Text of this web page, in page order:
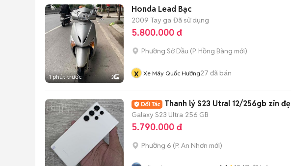
1 phút trước 3
Honda Lead Bạc
2009 Tay ga Đã sử dụng
5.800.000 đ
Phường Sở Dầu (P. Hồng Bàng mới)
x Xe Máy Quốc Hưởng27 đã bán
Thanh lý S23 Utral 12/256gb
Galaxy S23 Ultra 256 GB
5.790.000 đ
Phường 6 (P. An Nhơn mới)